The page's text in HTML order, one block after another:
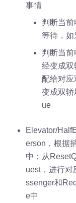
事情
判断当
等待，
判断当
经变成双
配给对
变成双
ue
Elevator/
erson，根据
中；从
uest，进行对
ssenger和
e中